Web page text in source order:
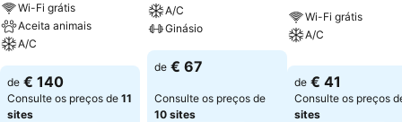
Wi-Fi grátis
Aceita animais
A/C
de € 140
Consulte os preços de 11
sites
A/C
Ginásio
de € 67
Consulte os preços de
10 sites
Wi-Fi grátis
A/C
de € 41
Consulte os preços
sites